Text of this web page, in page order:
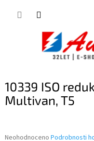
10339 ISO
Multivan, T5
Průměrné
Neohodnoceno Podrobnosti